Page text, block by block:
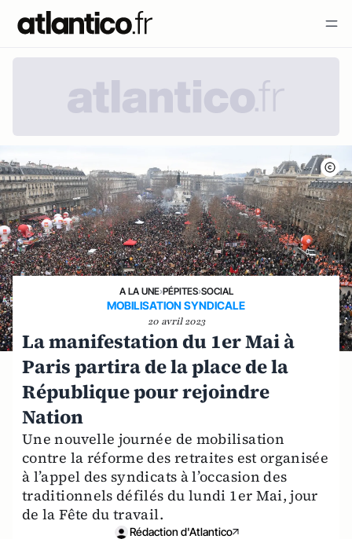
A LA UNE›PÉPITES›SOCIAL
MOBILISATION SYNDICALE
20 avril 2023
La manifestation du 1er Mai à
Paris partira de la place de la
République pour rejoindre
Nation
Une nouvelle journée de mobilisation
contre la réforme des retraites est organisée
à l’appel des syndicats à l’occasion des
traditionnels défilés du lundi 1er Mai, jour
de la Fête du travail.
Rédaction d'Atlantico